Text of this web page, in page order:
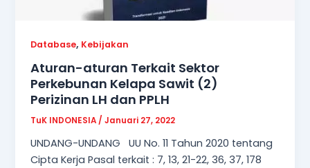
Database, Kebijakan
Aturan-aturan Terkait Sektor
Perkebunan Kelapa Sawit (2)
Perizinan LH dan PPLH
TuK INDONESIA/Januari 27, 2022
UNDANG-UNDANG UU No. 11 Tahun 2020 tentang
Cipta Kerja Pasal terkait : 7, 13, 21-22, 36, 37, 178